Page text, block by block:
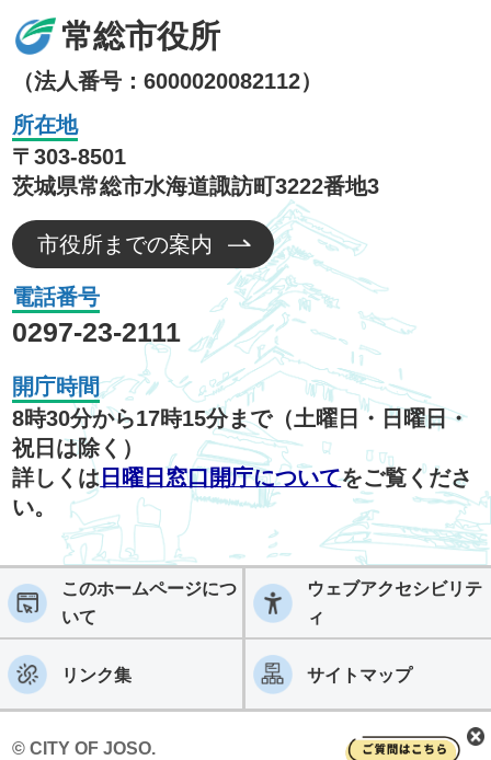
常総市役所
（法人番号：6000020082112）
所在地
〒303-8501
茨城県常総市水海道諏訪町3222番地3
市役所までの案内
電話番号
0297-23-2111
開庁時間
8時30分から17時15分まで（土曜日・日曜日・
祝日は除く）
詳しくは 日曜日窓口開庁についてをご覧くださ
い。
このホームページにつ
いて
ウェブアクセシビリテ
ィ
リンク集 サイトマップ
© CITY OF JOSO.